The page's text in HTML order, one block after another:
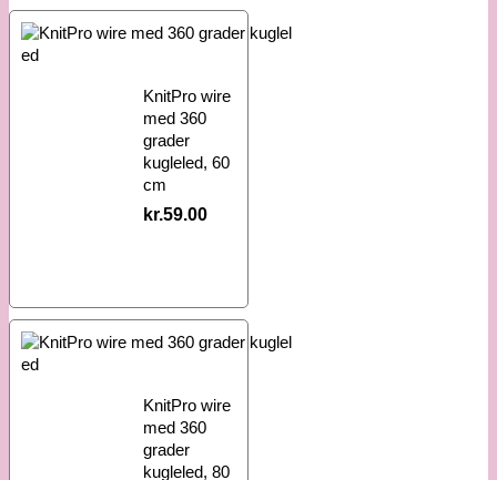
KnitPro wire
med 360
grader
kugleled, 60
cm
kr.59.00
KnitPro wire
med 360
grader
kugleled, 80